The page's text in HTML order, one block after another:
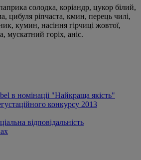
солодка, коріандр, цукор білий,
цибуля ріпчаста, кмин, перець чилі,
кумин, насіння гірчиці жовтої,
мускатний горіх, аніс.
в номінаціі "Найкраща якість"
конкурсу 2013
відповідальність